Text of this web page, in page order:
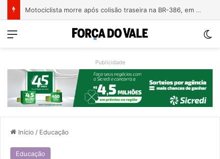
Motociclista morre após colisão traseira na BR-386, em Triunfo
Menu
Publicidade
Início / Educação
Educação